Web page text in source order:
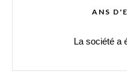
ANS
La société a